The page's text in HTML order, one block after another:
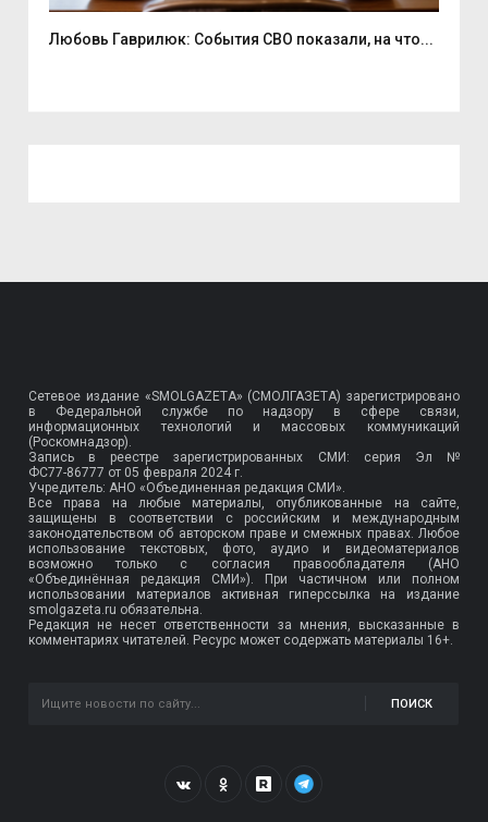
Любовь Гаврилюк: События СВО показали, на что...
Сетевое издание «SMOLGAZETA» (СМОЛГАЗЕТА) зарегистрировано
в Федеральной службе по надзору в сфере связи,
информационных технологий и массовых коммуникаций
(Роскомнадзор).
Запись в реестре зарегистрированных СМИ: серия Эл №
ФС77-86777 от 05 февраля 2024 г.
Учредитель: АНО «Объединенная редакция СМИ».
Все права на любые материалы, опубликованные на сайте,
защищены в соответствии с российским и международным
законодательством об авторском праве и смежных правах. Любое
использование текстовых, фото, аудио и видеоматериалов
возможно только с согласия правообладателя (АНО
«Объединённая редакция СМИ»). При частичном или полном
использовании материалов активная гиперссылка на издание
smolgazeta.ru обязательна.
Редакция не несет ответственности за мнения, высказанные в
комментариях читателей. Ресурс может содержать материалы 16+.
ПОИСК